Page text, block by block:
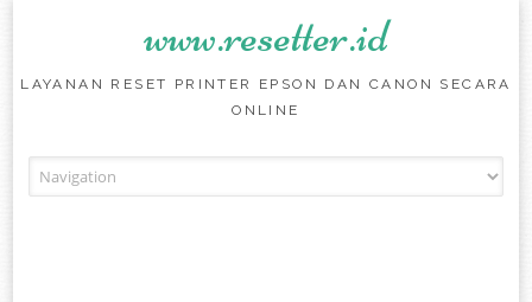
www.resetter.id
LAYANAN RESET PRINTER EPSON DAN CANON SECARA
ONLINE